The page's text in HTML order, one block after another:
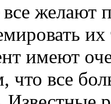
желают
имеют
что все